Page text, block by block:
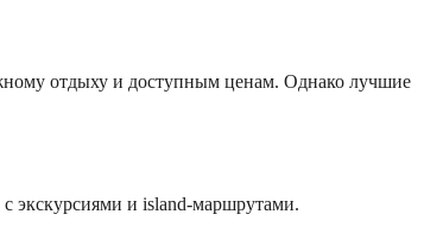
отдыху и доступным ценам. Однако лучшие
экскурсиями и island-маршрутами.